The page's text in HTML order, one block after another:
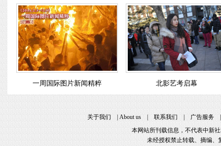
一周国际图片新闻精粹 北影艺考启幕
关于我们|About us|联系我们|广告服务
本网站所刊载信息，不代表中新
未经授权禁止转载、摘编、